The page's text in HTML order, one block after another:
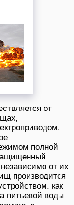
от
полной
от их
производится
как
питьевой воды